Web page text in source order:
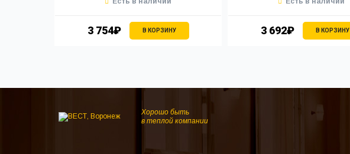
3 754₽ В КОРЗИНУ 3 692₽ В КОРЗИНУ
Хорошо быть
в теплой компании